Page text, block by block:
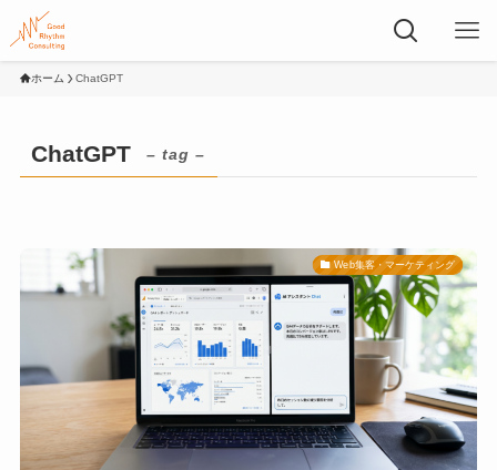
ホーム ChatGPT
ChatGPT – tag –
Web集客・マーケティング